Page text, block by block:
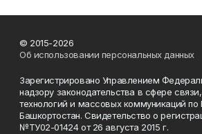
© 2015-2026
Об использовании персональных данных
Зарегистрировано Управлением
надзору законодательства в сфере
технологий и массовых коммуникаций по
Башкортостан. Свидетельство о
№ТУ02-01424 от 26 августа 2015 г.